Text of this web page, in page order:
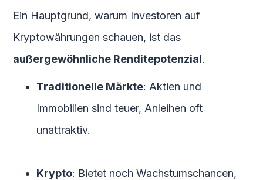
Ein Hauptgrund, warum Investoren auf
Kryptowährungen schauen, ist das
außergewöhnliche Renditepotenzial.
Traditionelle Märkte: Aktien und
Immobilien sind teuer, Anleihen oft
unattraktiv.
Krypto: Bietet noch Wachstumschancen,